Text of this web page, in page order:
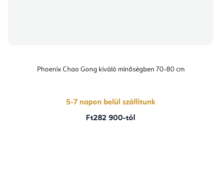
Phoenix Chao Gong kiváló minőségben 70-80 cm
5-7 napon belül szállítunk
Ft282 900-tól